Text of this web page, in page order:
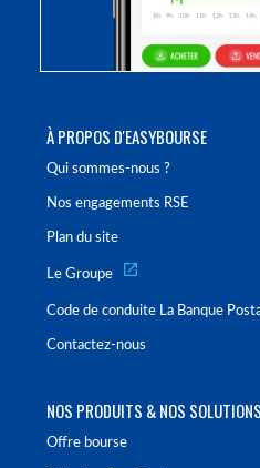
À PROPOS D'EASYBOURSE
Qui sommes-nous ?
Nos engagements RSE
Plan du site
Le Groupe
Code de conduite La Banque
Contactez-nous
NOS PRODUITS & NOS SOLUTIONS
Offre bourse